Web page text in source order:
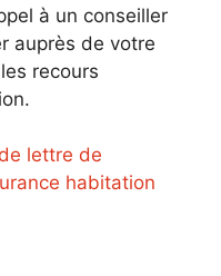
à un conseiller
auprès de votre
recours
lettre de
habitation